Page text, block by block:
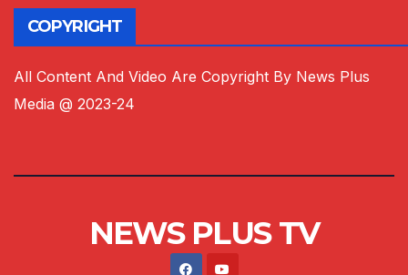
COPYRIGHT
All Content And Video Are Copyright By News Plus
Media @ 2023-24
NEWS PLUS TV